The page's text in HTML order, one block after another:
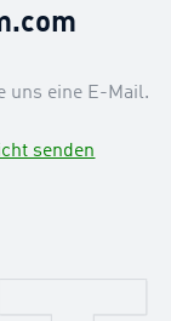
uns eine E-Mail.
senden